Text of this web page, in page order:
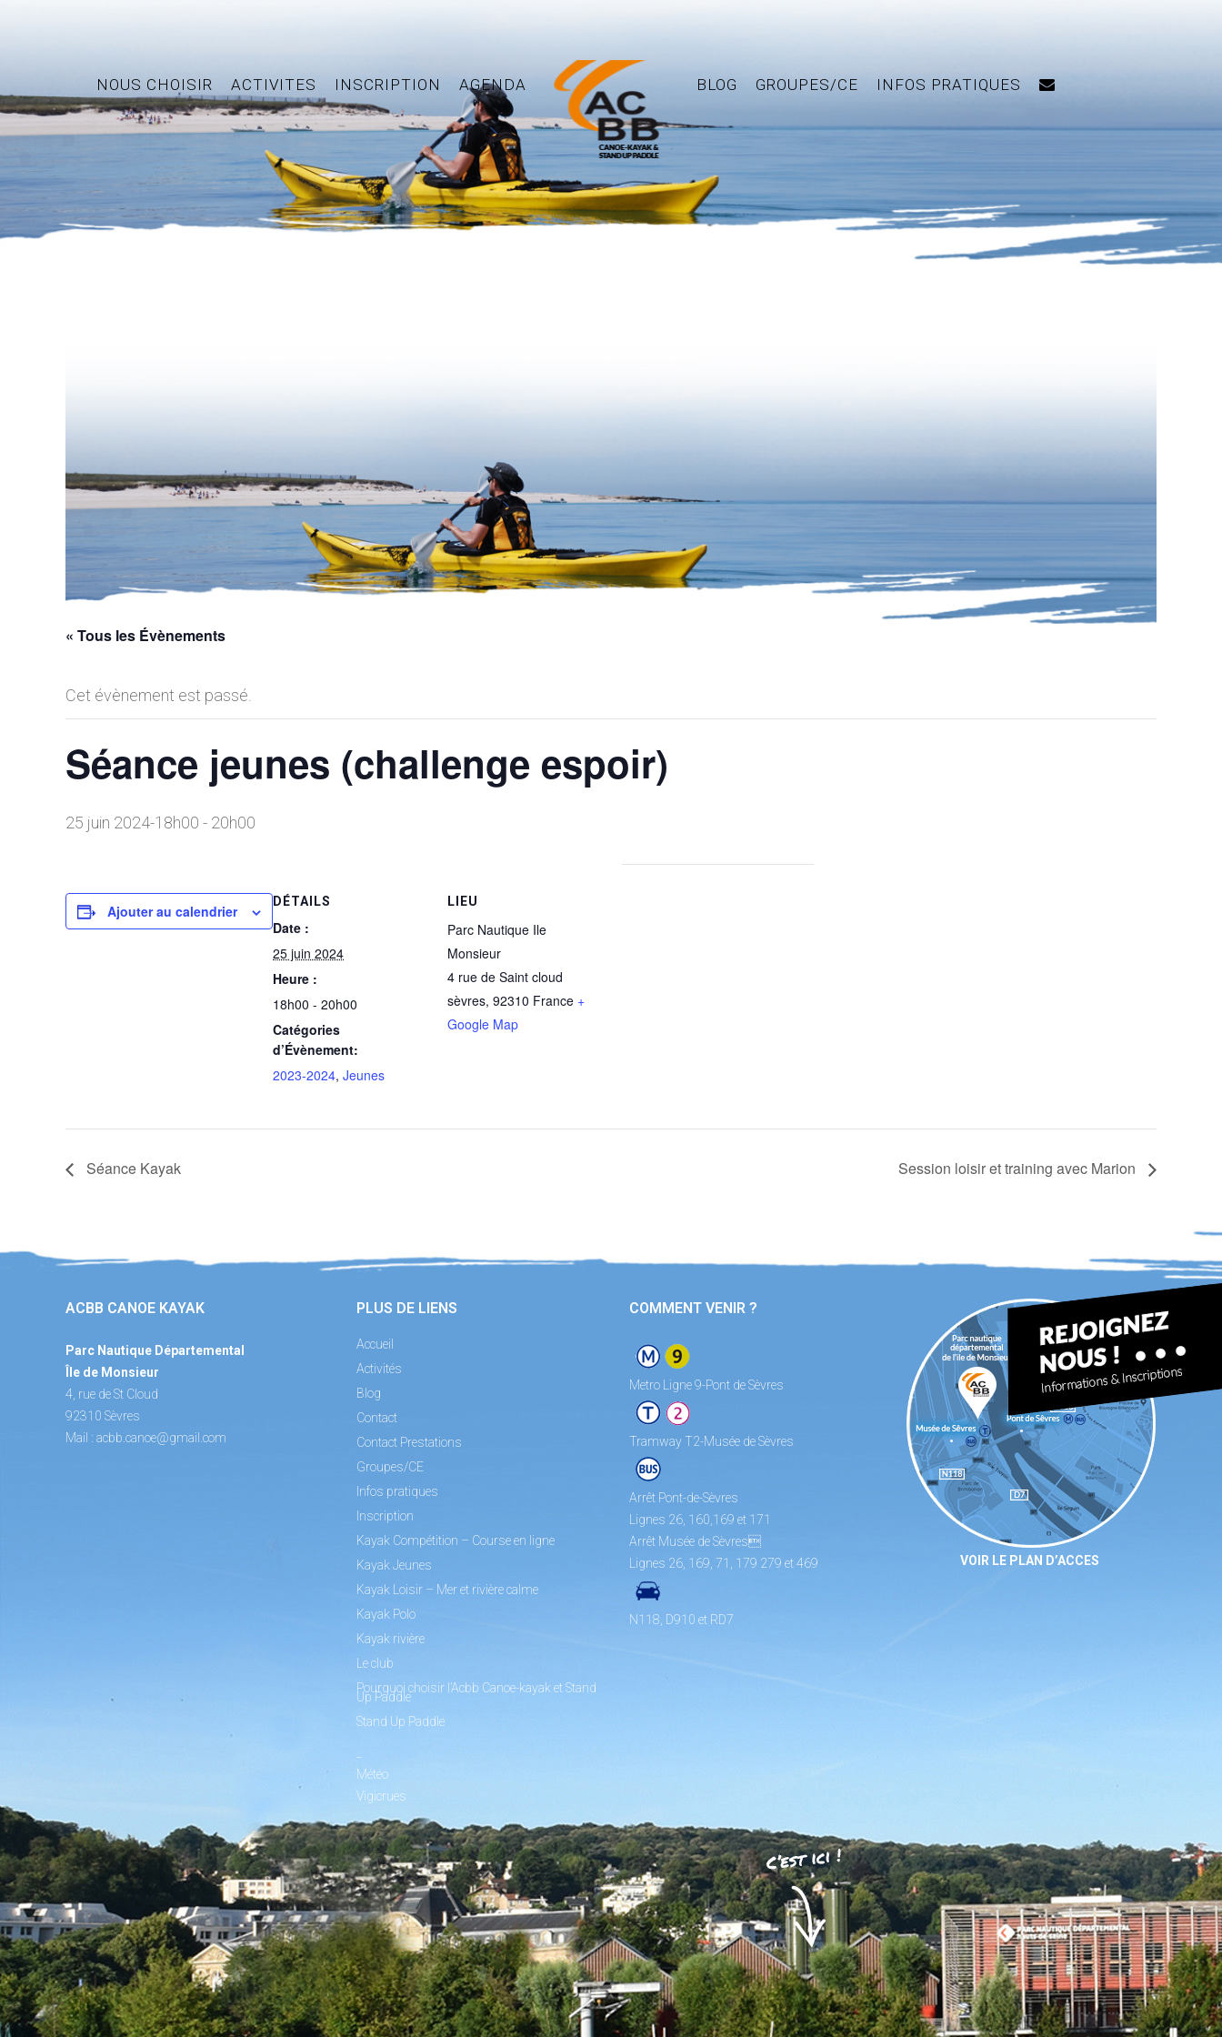
NOUS CHOISIR ACTIVITES INSCRIPTION AGENDA BLOG GROUPES/CE INFOS PRATIQUES
« Tous les Évènements
Cet évènement est passé.
Séance jeunes (challenge espoir)
25 juin 2024-18h00 - 20h00
Ajouter au calendrier
DÉTAILS
Date :
25 juin 2024
Heure :
18h00 - 20h00
Catégories
d’Évènement:
2023-2024, Jeunes
LIEU
Parc Nautique Ile
Monsieur
4 rue de Saint cloud
sèvres, 92310 France +
Google Map
Séance Kayak Session loisir et training avec Marion
ACBB CANOE KAYAK
Parc Nautique Départemental
Île de Monsieur
4, rue de St Cloud
92310 Sèvres
Mail : acbb.canoe@gmail.com
PLUS DE LIENS
Accueil
Activités
Blog
Contact
Contact Prestations
Groupes/CE
Infos pratiques
Inscription
Kayak Compétition – Course en ligne
Kayak Jeunes
Kayak Loisir – Mer et rivière calme
Kayak Polo
Kayak rivière
Le club
Pourquoi choisir l’Acbb Canoe-kayak et Stand
Up Paddle
Stand Up Paddle
Météo
Vigicrues
COMMENT VENIR ?
Metro Ligne 9-Pont de Sèvres
Tramway T2-Musée de Sèvres
Arrêt Pont-de-Sèvres
Lignes 26, 160,169 et 171
Arrêt Musée de Sèvres
Lignes 26, 169, 71, 179 279 et 469
N118, D910 et RD7
VOIR LE PLAN D’ACCES